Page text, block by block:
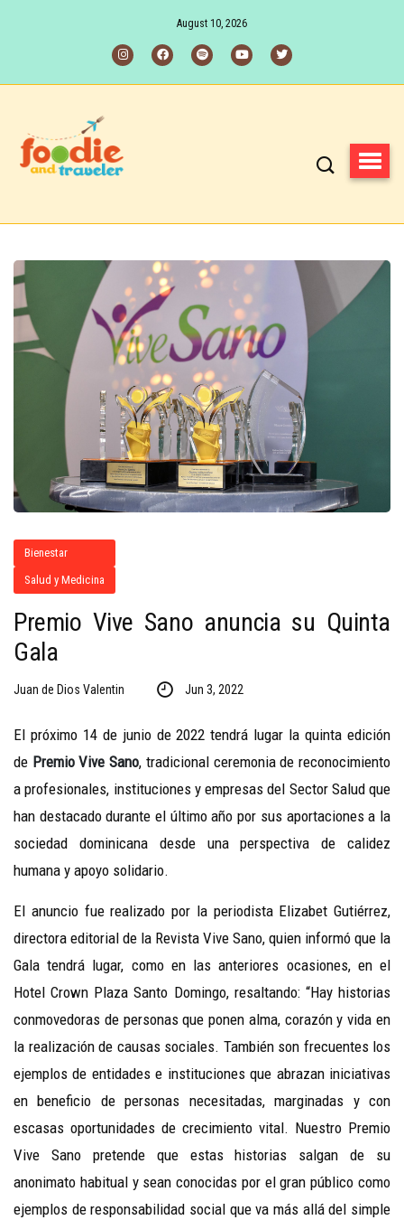
August 10, 2026
Bienestar
Salud y Medicina
Premio Vive Sano anuncia su Quinta
Gala
Juan de Dios Valentin Jun 3, 2022
El próximo 14 de junio de 2022 tendrá lugar la quinta edición
de Premio Vive Sano, tradicional ceremonia de reconocimiento
a profesionales, instituciones y empresas del Sector Salud que
han destacado durante el último año por sus aportaciones a la
sociedad dominicana desde una perspectiva de calidez
humana y apoyo solidario.
El anuncio fue realizado por la periodista Elizabet Gutiérrez,
directora editorial de la Revista Vive Sano, quien informó que la
Gala tendrá lugar, como en las anteriores ocasiones, en el
Hotel Crown Plaza Santo Domingo, resaltando: “Hay historias
conmovedoras de personas que ponen alma, corazón y vida en
la realización de causas sociales. También son frecuentes los
ejemplos de entidades e instituciones que abrazan iniciativas
en beneficio de personas necesitadas, marginadas y con
escasas oportunidades de crecimiento vital. Nuestro Premio
Vive Sano pretende que estas historias salgan de su
anonimato habitual y sean conocidas por el gran público como
ejemplos de responsabilidad social que va más allá del simple